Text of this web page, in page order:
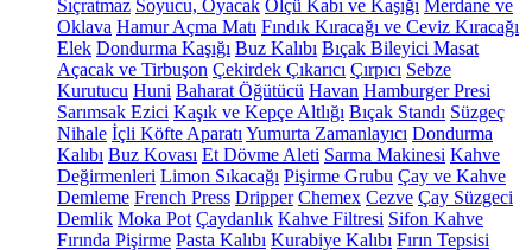
Sıçratmaz Soyucu, Oyacak Ölçü Kabı ve Kaşığı Merdane ve
Oklava Hamur Açma Matı Fındık Kıracağı ve Ceviz Kıracağı
Elek Dondurma Kaşığı Buz Kalıbı Bıçak Bileyici Masat
Açacak ve Tirbuşon Çekirdek Çıkarıcı Çırpıcı Sebze
Kurutucu Huni Baharat Öğütücü Havan Hamburger Presi
Sarımsak Ezici Kaşık ve Kepçe Altlığı Bıçak Standı Süzgeç
Nihale İçli Köfte Aparatı Yumurta Zamanlayıcı Dondurma
Kalıbı Buz Kovası Et Dövme Aleti Sarma Makinesi Kahve
Değirmenleri Limon Sıkacağı Pişirme Grubu Çay ve Kahve
Demleme French Press Dripper Chemex Cezve Çay Süzgeci
Demlik Moka Pot Çaydanlık Kahve Filtresi Sifon Kahve
Fırında Pişirme Pasta Kalıbı Kurabiye Kalıbı Fırın Tepsisi